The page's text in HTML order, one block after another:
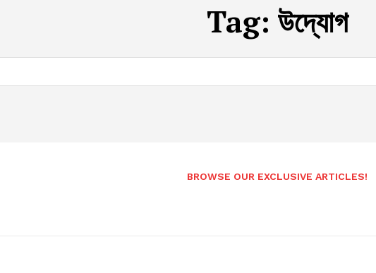
Tag: উদ্যোগ
BROWSE OUR EXCLUSIVE ARTICLES!